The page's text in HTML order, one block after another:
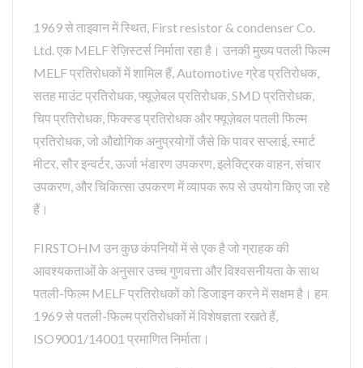
1969 से ताइवान में स्थित, First resistor & condenser Co.
Ltd. एक MELF रेज़िस्टर्स निर्माता रहा है। उनकी मुख्य पतली फिल्म
MELF प्रतिरोधकों में शामिल हैं, Automotive ग्रेड प्रतिरोधक,
सतह माउंट प्रतिरोधक, फ्यूज़ेबल प्रतिरोधक, SMD प्रतिरोधक,
चिप प्रतिरोधक, फिक्स्ड प्रतिरोधक और फ्यूज़ेबल पतली फिल्म
प्रतिरोधक, जो औद्योगिक अनुप्रयोगों जैसे कि पावर सप्लाई, स्मार्ट
मीटर, सौर इन्वर्टर, ऊर्जा भंडारण उपकरण, इलेक्ट्रिक वाहन, संचार
उपकरण, और चिकित्सा उपकरण में व्यापक रूप से उपयोग किए जा रहे
हैं।
FIRSTOHM उन कुछ कंपनियों में से एक है जो ग्राहक की
आवश्यकताओं के अनुसार उच्च गुणवत्ता और विश्वसनीयता के साथ
पतली-फिल्म MELF प्रतिरोधकों को डिजाइन करने में सक्षम है। हम
1969 से पतली-फिल्म प्रतिरोधकों में विशेषज्ञता रखते हैं,
ISO9001/14001 प्रमाणित निर्माता।